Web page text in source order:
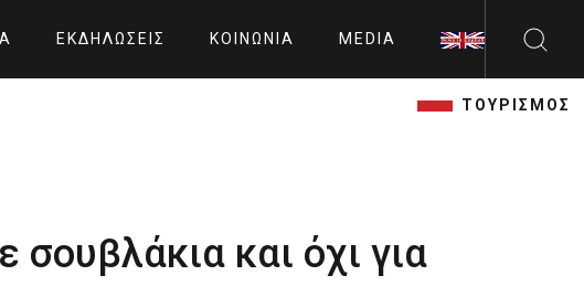
ΕΚΔΗΛΏΣΕΙΣ ΚΟΙΝΩΝΊΑ MEDIA
ΤΟΥΡΙΣΜΟΣ
και όχι για